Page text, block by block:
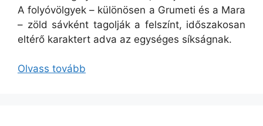
A folyóvölgyek – különösen a Grumeti és a Mara
– zöld sávként tagolják a felszínt, időszakosan
eltérő karaktert adva az egységes síkságnak.
Olvass tovább